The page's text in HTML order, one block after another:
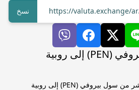
https://valuta.exchange/
نسخ
حول تحويل سول بيروفي (PEN) إلى روبية
استخدم سعر الصرف المباشر من سول بيروفي (PEN) إلى روبية